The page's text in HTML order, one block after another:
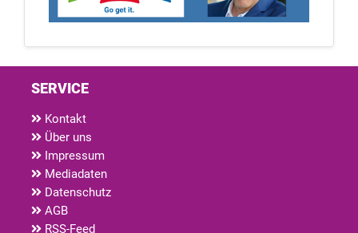
SERVICE
Kontakt
Über uns
Impressum
Mediadaten
Datenschutz
AGB
RSS-Feed